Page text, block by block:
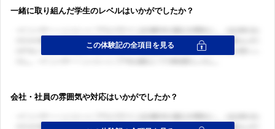
一緒に取り組んだ学生のレベルはいかがでしたか？
会社・社員の雰囲気や対応はいかがでしたか？